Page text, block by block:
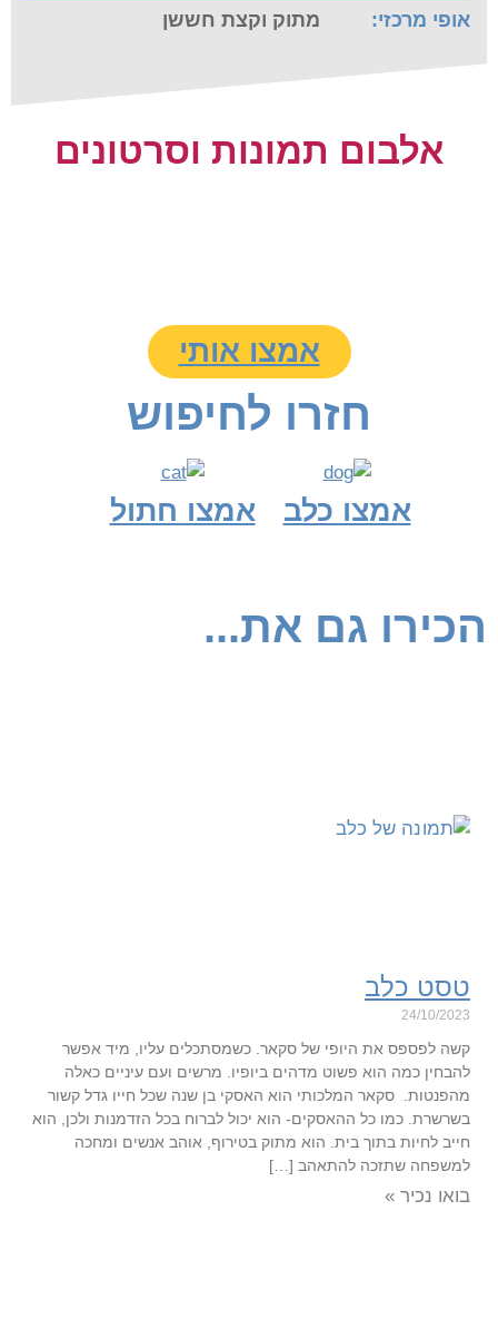
אופי מרכזי: מתוק וקצת חששן
אלבום תמונות וסרטונים
אמצו אותי
חזרו לחיפוש
אמצו כלב אמצו חתול
הכירו גם את...
טסט כלב
24/10/2023
קשה לפספס את היופי של סקאר. כשמסתכלים עליו, מיד אפשר
להבחין כמה הוא פשוט מדהים ביופיו. מרשים ועם עיניים כאלה
מהפנטות. סקאר המלכותי הוא האסקי בן שנה שכל חייו גדל קשור
בשרשרת. כמו כל ההאסקים- הוא יכול לברוח בכל הזדמנות ולכן, הוא
חייב לחיות בתוך בית. הוא מתוק בטירוף, אוהב אנשים ומחכה
למשפחה שתזכה להתאהב […]
בואו נכיר »